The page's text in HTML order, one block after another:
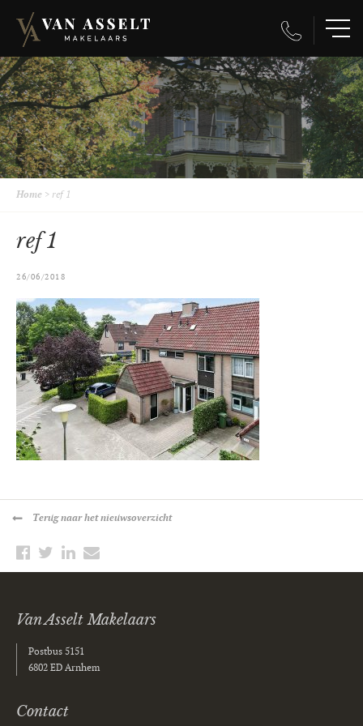
Home > ref 1
ref 1
26/06/2018
Terugnaar het nieuwsoverzicht
Van Asselt Makelaars
Postbus 5151
6802 ED Arnhem
Contact